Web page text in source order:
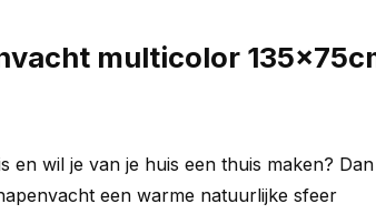
multicolor
en wil je van je huis een thuis maken? Dan
een warme natuurlijke sfeer